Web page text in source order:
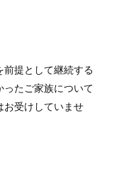
前提として継続する
ったご家族について
お受けしていませ